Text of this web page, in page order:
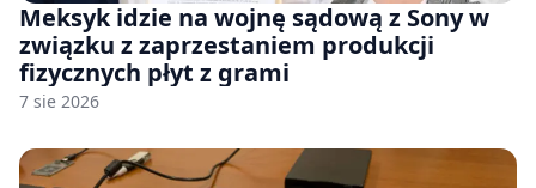
Meksyk idzie na wojnę sądową z Sony w
związku z zaprzestaniem produkcji
fizycznych płyt z grami
7 sie 2026